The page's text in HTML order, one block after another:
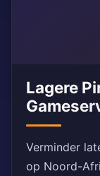
Lagere
Verminder
op Noord-